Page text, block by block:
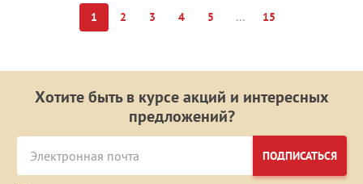
1 2 3 4 5 ... 15
Хотите быть в курсе акций и интересных
предложений?
ПОДПИСАТЬСЯ